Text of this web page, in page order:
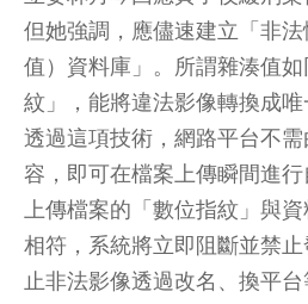
但她強調，應儘速建立「非
值）資料庫」。所謂雜湊值
紋」，能將違法影像轉換成唯
透過這項技術，網路平台不
容，即可在檔案上傳瞬間進
上傳檔案的「數位指紋」與
相符，系統將立即阻斷並禁
止非法影像透過改名、換平